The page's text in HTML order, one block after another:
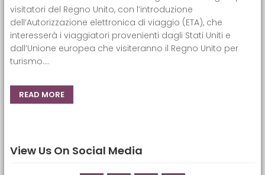
visitatori del Regno Unito, con l’introduzione
dell’Autorizzazione elettronica di viaggio (ETA), che
interesserà i viaggiatori provenienti dagli Stati Uniti e
dall’Unione europea che visiteranno il Regno Unito per
turismo....
READ MORE
View Us On Social Media